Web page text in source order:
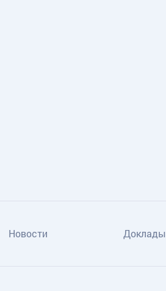
Новости Доклады